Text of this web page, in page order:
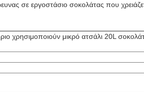
σε εργοστάσιο σοκολάτας που
χρησιμοποιούν μικρό ατσάλι 20L